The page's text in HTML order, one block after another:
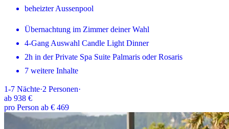
beheizter Aussenpool
Übernachtung im Zimmer deiner Wahl
4-Gang Auswahl Candle Light Dinner
2h in der Private Spa Suite Palmaris oder Rosaris
7 weitere Inhalte
1-7 Nächte·2 Personen·
ab 938 €
pro Person ab € 469